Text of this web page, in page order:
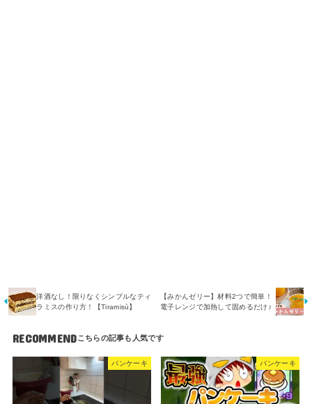
洋酒なし！限りなくシンプルなティ
ラミスの作り方！【Tiramisù】
【みかんゼリー】材料2つで簡単！
電子レンジで加熱して固めるだけ♪
RECOMMEND
パンケーキ パンケーキ